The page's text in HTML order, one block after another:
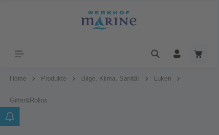
Home Produkte Bilge, Klima, Sanitär Luken
Gitter&Rollos